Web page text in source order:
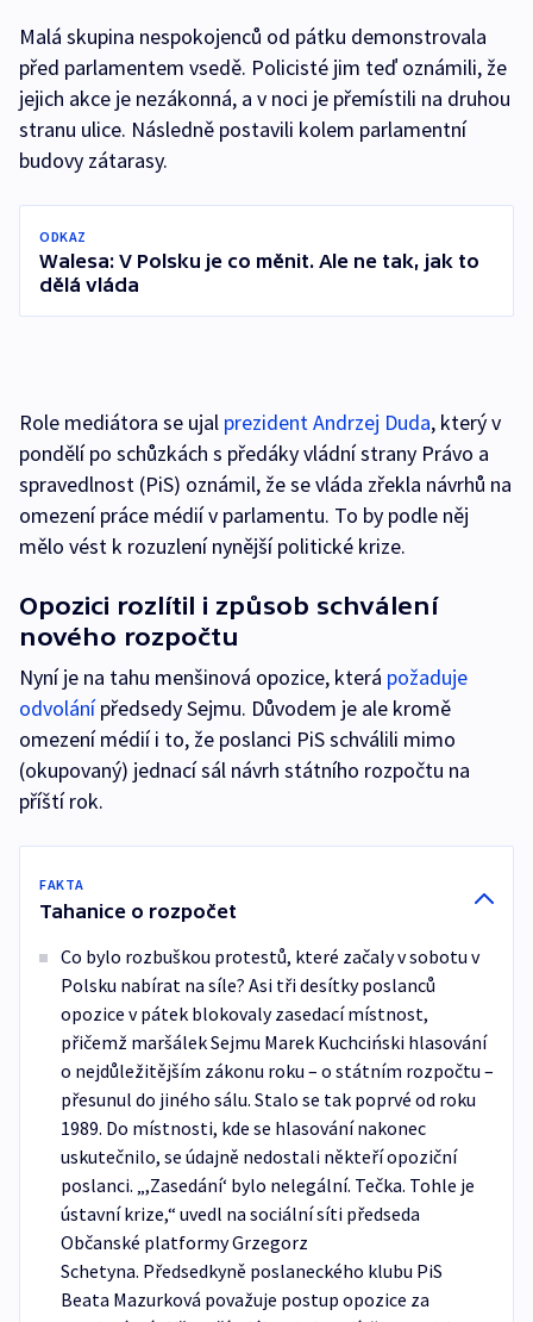
Malá skupina nespokojenců od pátku demonstrovala
před parlamentem vsedě. Policisté jim teď oznámili, že
jejich akce je nezákonná, a v noci je přemístili na druhou
stranu ulice. Následně postavili kolem parlamentní
budovy zátarasy.
ODKAZ
Walesa: V Polsku je co měnit. Ale ne tak, jak to
dělá vláda
Role mediátora se ujal prezident Andrzej Duda, který v
pondělí po schůzkách s předáky vládní strany Právo a
spravedlnost (PiS) oznámil, že se vláda zřekla návrhů na
omezení práce médií v parlamentu. To by podle něj
mělo vést k rozuzlení nynější politické krize.
Opozici rozlítil i způsob schválení
nového rozpočtu
Nyní je na tahu menšinová opozice, která požaduje
odvolánípředsedy Sejmu. Důvodem je ale kromě
omezení médií i to, že poslanci PiS schválili mimo
(okupovaný) jednací sál návrh státního rozpočtu na
příští rok.
FAKTA
Tahanice o rozpočet
Co bylo rozbuškou protestů, které začaly v sobotu v
Polsku nabírat na síle? Asi tři desítky poslanců
opozice v pátek blokovaly zasedací místnost,
přičemž maršálek Sejmu Marek Kuchciński hlasování
o nejdůležitějším zákonu roku – o státním rozpočtu –
přesunul do jiného sálu. Stalo se tak poprvé od roku
1989. Do místnosti, kde se hlasování nakonec
uskutečnilo, se údajně nedostali někteří opoziční
poslanci. „,Zasedání‘ bylo nelegální. Tečka. Tohle je
ústavní krize,“ uvedl na sociální síti předseda
Občanské platformy Grzegorz
Schetyna. Předsedkyně poslaneckého klubu PiS
Beata Mazurková považuje postup opozice za